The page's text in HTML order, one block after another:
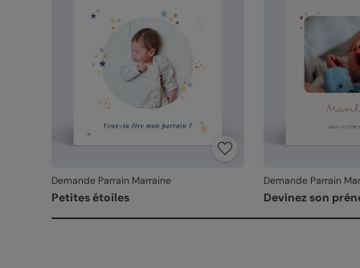
Demande Parrain Marraine
Petites étoiles
Demande Parrain
Devinez son